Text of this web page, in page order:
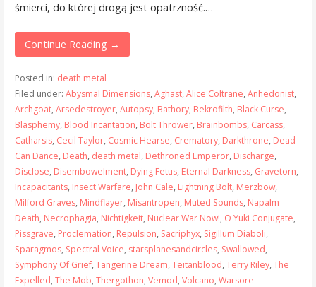
śmierci, do której drogą jest opatrzność.…
Continue Reading →
Posted in: death metal
Filed under: Abysmal Dimensions, Aghast, Alice Coltrane, Anhedonist,
Archgoat, Arsedestroyer, Autopsy, Bathory, Bekrofilth, Black Curse,
Blasphemy, Blood Incantation, Bolt Thrower, Brainbombs, Carcass,
Catharsis, Cecil Taylor, Cosmic Hearse, Crematory, Darkthrone, Dead
Can Dance, Death, death metal, Dethroned Emperor, Discharge,
Disclose, Disembowelment, Dying Fetus, Eternal Darkness, Gravetorn,
Incapacitants, Insect Warfare, John Cale, Lightning Bolt, Merzbow,
Milford Graves, Mindflayer, Misantropen, Muted Sounds, Napalm
Death, Necrophagia, Nichtigkeit, Nuclear War Now!, O Yuki Conjugate,
Pissgrave, Proclemation, Repulsion, Sacriphyx, Sigillum Diaboli,
Sparagmos, Spectral Voice, starsplanesandcircles, Swallowed,
Symphony Of Grief, Tangerine Dream, Teitanblood, Terry Riley, The
Expelled, The Mob, Thergothon, Vemod, Volcano, Warsore